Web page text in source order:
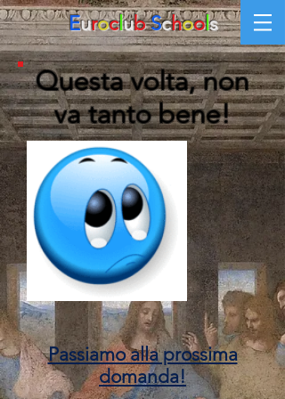
EuroclubSchools
Questa volta, non
va tanto bene!
Passiamo alla prossima
domanda!